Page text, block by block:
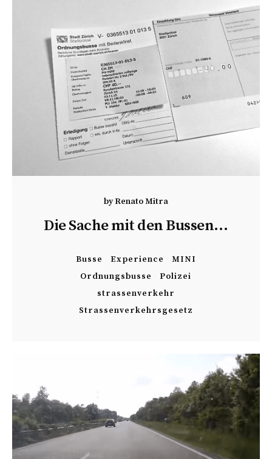
byRenato Mitra
Die Sache mit den Bussen…
Busse Experience
MINI
Ordnungsbusse
Polizei
strassenverkehr
Strassenverkehrsgesetz